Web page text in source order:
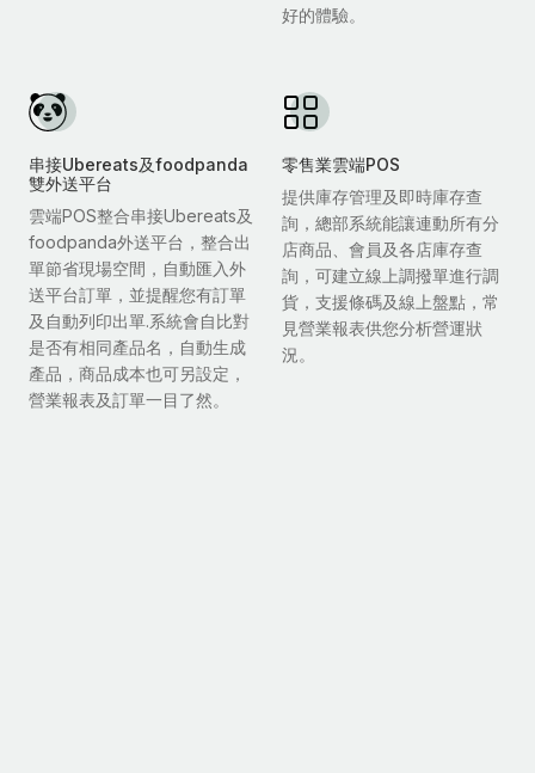
好的體驗。
串接Ubereats及foodpanda
雙外送平台
雲端POS整合串接Ubereats及
foodpanda外送平台，整合出
單節省現場空間，自動匯入外
送平台訂單，並提醒您有訂單
及自動列印出單.系統會自比對
是否有相同產品名，自動生成
產品，商品成本也可另設定，
營業報表及訂單一目了然。
零售業雲端POS
提供庫存管理及即時庫存查
詢，總部系統能讓連動所有分
店商品、會員及各店庫存查
詢，可建立線上調撥單進行調
貨，支援條碼及線上盤點，常
見營業報表供您分析營運狀
況。